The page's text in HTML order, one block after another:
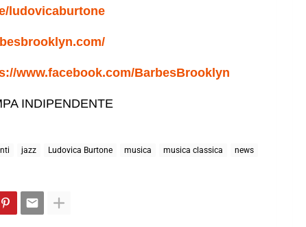
ludovicaburtone
www.facebook.com/BarbesBrooklyn
INDIPENDENTE
jazz Ludovica Burtone musica musica classica
news